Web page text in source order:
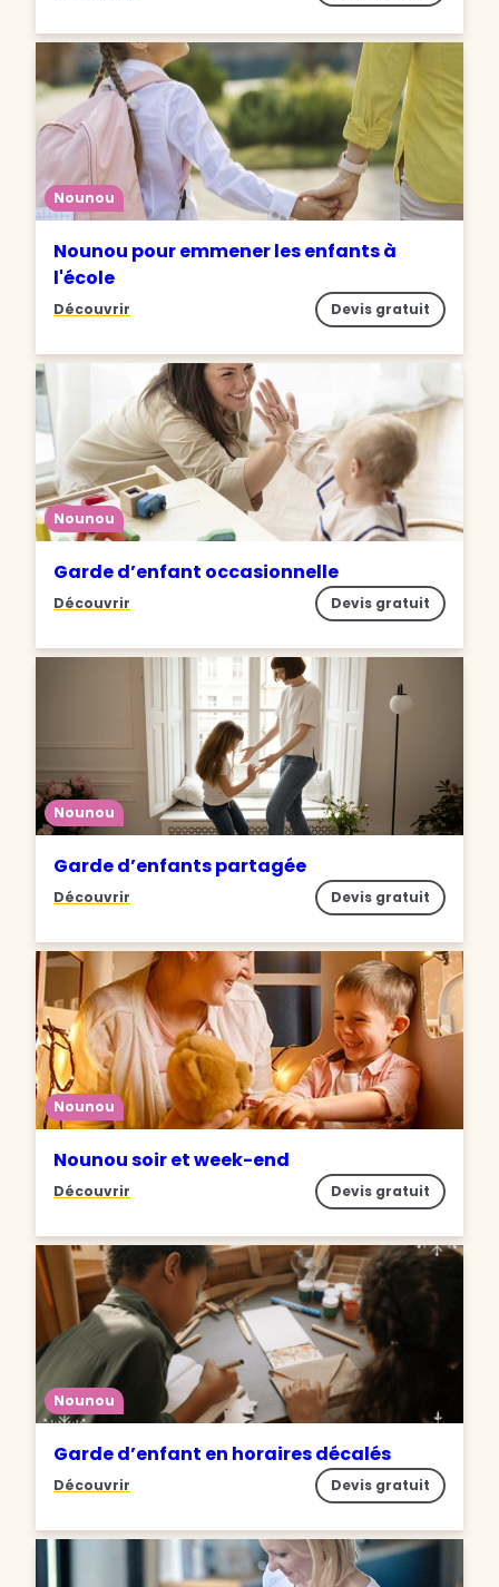
Nounou
Nounou pour emmener les enfants à
l'école
Découvrir Devis gratuit
Nounou
Garde d’enfant occasionnelle
Découvrir Devis gratuit
Nounou
Garde d’enfants partagée
Découvrir Devis gratuit
Nounou
Nounou soir et week-end
Découvrir Devis gratuit
Nounou
Garde d’enfant en horaires décalés
Découvrir Devis gratuit